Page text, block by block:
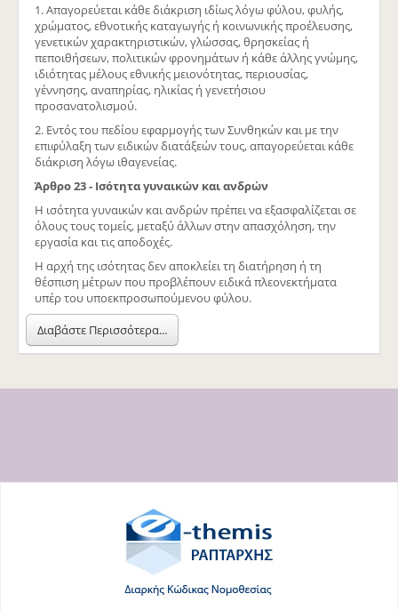
1. Απαγορεύεται κάθε διάκριση ιδίως λόγω φύλου, φυλής,
χρώματος, εθνοτικής καταγωγής ή κοινωνικής προέλευσης,
γενετικών χαρακτηριστικών, γλώσσας, θρησκείας ή
πεποιθήσεων, πολιτικών φρονημάτων ή κάθε άλλης γνώμης,
ιδιότητας μέλους εθνικής μειονότητας, περιουσίας,
γέννησης, αναπηρίας, ηλικίας ή γενετήσιου
προσανατολισμού.
2. Εντός του πεδίου εφαρμογής των Συνθηκών και με την
επιφύλαξη των ειδικών διατάξεών τους, απαγορεύεται κάθε
διάκριση λόγω ιθαγενείας.
Άρθρο 23 - Ισότητα γυναικών και ανδρών
Η ισότητα γυναικών και ανδρών πρέπει να εξασφαλίζεται σε
όλους τους τομείς, μεταξύ άλλων στην απασχόληση, την
εργασία και τις αποδοχές.
Η αρχή της ισότητας δεν αποκλείει τη διατήρηση ή τη
θέσπιση μέτρων που προβλέπουν ειδικά πλεονεκτήματα
υπέρ του υποεκπροσωπούμενου φύλου.
Διαβάστε Περισσότερα...